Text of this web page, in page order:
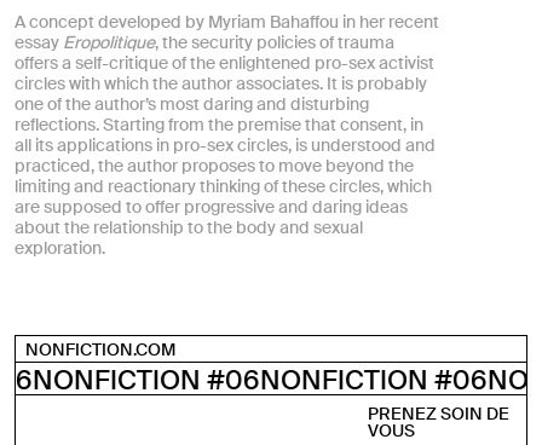
A concept developed by Myriam Bahaffou in her recent
essay Eropolitique, the security policies of trauma
offers a self-critique of the enlightened pro-sex activist
circles with which the author associates. It is probably
one of the author’s most daring and disturbing
reflections. Starting from the premise that consent, in
all its applications in pro-sex circles, is understood and
practiced, the author proposes to move beyond the
limiting and reactionary thinking of these circles, which
are supposed to offer progressive and daring ideas
about the relationship to the body and sexual
exploration.
NONFICTION.COM
#06NONFICTION #06
PRENEZ SOIN DE
VOUS